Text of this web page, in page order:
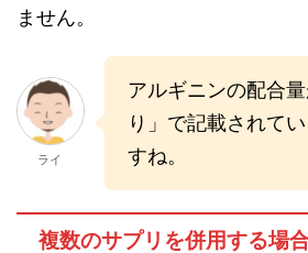
ません。
ライ
アルギニンの配合
り」で記載されて
すね。
複数のサプリを併用する場